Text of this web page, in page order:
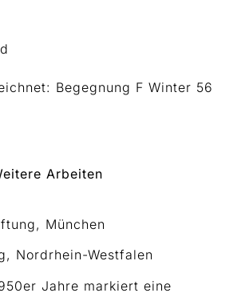
Begegnung F Winter 56
Arbeiten
München
Nordrhein-Westfalen
Jahre markiert eine